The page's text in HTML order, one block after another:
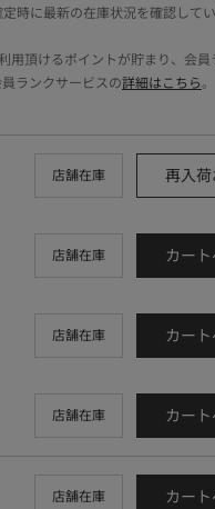
時に最新の在庫状況を確認して
用頂けるポイントが貯まり、会
ランクサービスの詳細はこちら。
店舗在庫 再入
店舗在庫 カー
店舗在庫 カー
店舗在庫 カー
店舗在庫 カー